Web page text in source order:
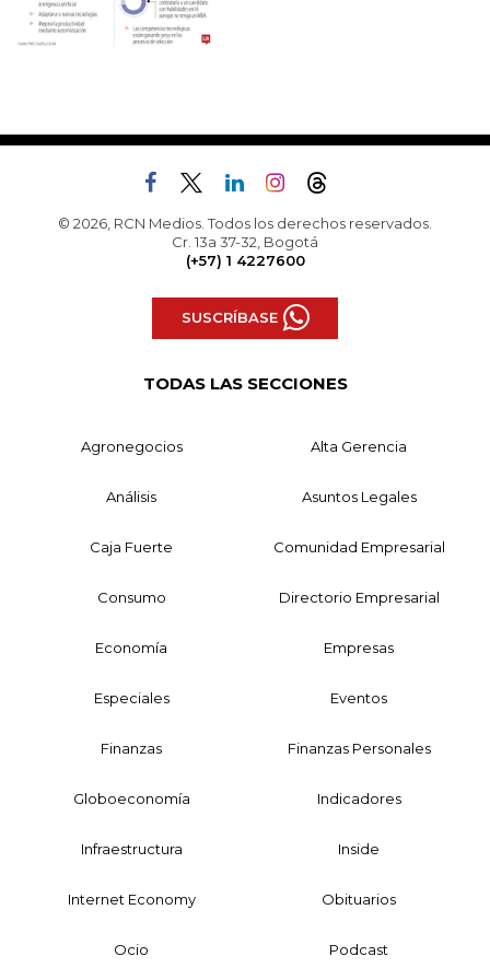
© 2026, RCN Medios. Todos los derechos reservados.
Cr. 13a 37-32, Bogotá
(+57) 1 4227600
SUSCRÍBASE
TODAS LAS SECCIONES
Agronegocios Alta Gerencia
Análisis Asuntos Legales
Caja Fuerte Comunidad Empresarial
Consumo Directorio Empresarial
Economía Empresas
Especiales Eventos
Finanzas Finanzas Personales
Globoeconomía Indicadores
Infraestructura Inside
Internet Economy Obituarios
Ocio Podcast